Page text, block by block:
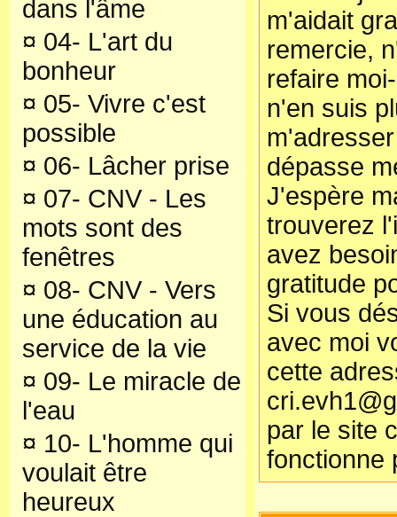
dans l'âme
¤ 04- L'art du
bonheur
¤ 05- Vivre c'est
possible
¤ 06- Lâcher prise
¤ 07- CNV - Les
mots sont des
fenêtres
¤ 08- CNV - Vers
une éducation au
service de la vie
¤ 09- Le miracle de
l'eau
¤ 10- L'homme qui
voulait être
heureux
m'aidait
remercie,
refaire
n'en suis
dépasse
J'espère
trouverez
avez
gratitude
Si vous
avec moi
cette
par le site
fonctionne